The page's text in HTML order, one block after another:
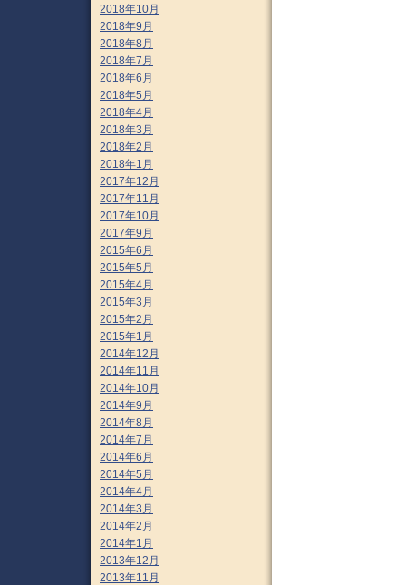
2018年10月
2018年9月
2018年8月
2018年7月
2018年6月
2018年5月
2018年4月
2018年3月
2018年2月
2018年1月
2017年12月
2017年11月
2017年10月
2017年9月
2015年6月
2015年5月
2015年4月
2015年3月
2015年2月
2015年1月
2014年12月
2014年11月
2014年10月
2014年9月
2014年8月
2014年7月
2014年6月
2014年5月
2014年4月
2014年3月
2014年2月
2014年1月
2013年12月
2013年11月